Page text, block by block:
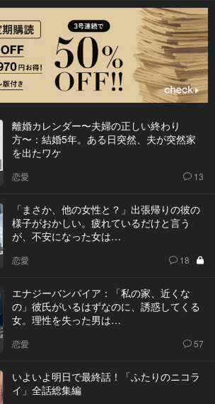
離婚カレンダー〜夫婦の正しい終わり
方〜：結婚5年。ある日突然、夫が突然家
を出たワケ
恋愛 13
「まさか、他の女性と？」出張帰りの彼の
様子がおかしい。疲れているだけと言う
が、不安になった女は…
恋愛 18
エナジーバンパイア：「私の家、近くな
の」彼氏がいるはずなのに、誘惑してくる
女。理性を失った男は…
恋愛 57
いよいよ明日で最終話！「ふたりのニコラ
イ」全話総集編